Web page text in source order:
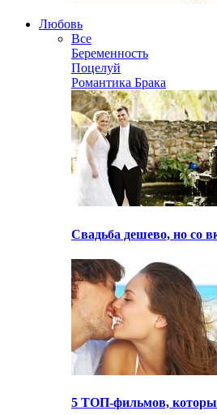
Любовь
Все
Беременность
Поцелуй
Романтика Брака
Свадьба дешево, но со
5 ТОП-фильмов,